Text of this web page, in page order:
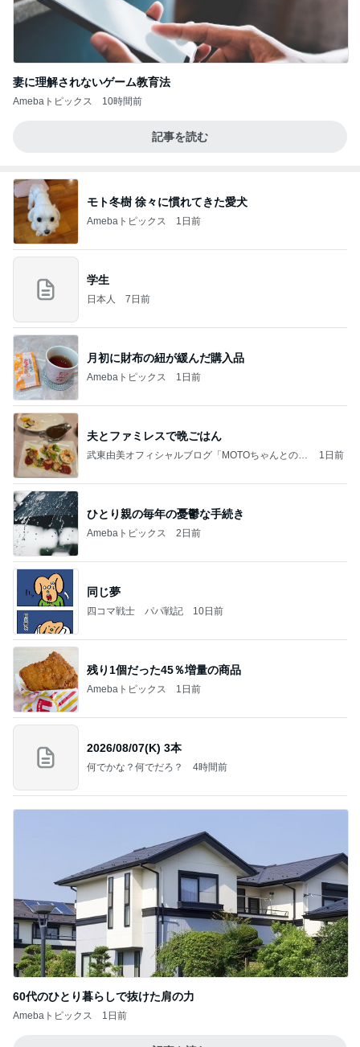
妻に理解されないゲーム教育法
Amebaトピックス 10時間前
記事を読む
モト冬樹 徐々に慣れてきた愛犬
Amebaトピックス 1日前
学生
日本人 7日前
月初に財布の紐が緩んだ購入品
Amebaトピックス 1日前
夫とファミレスで晩ごはん
武東由美オフィシャルブログ「MOTOちゃんとのは
1日前
ひとり親の毎年の憂鬱な手続き
Amebaトピックス 2日前
同じ夢
四コマ戦士 パパ戦記 10日前
残り1個だった45％増量の商品
Amebaトピックス 1日前
2026/08/07(K) 3本
何でかな？何でだろ？ 4時間前
60代のひとり暮らしで抜けた肩の力
Amebaトピックス 1日前